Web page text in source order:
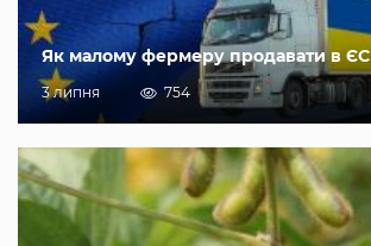
Як малому фермеру продавати в ЄС
3 липня 754